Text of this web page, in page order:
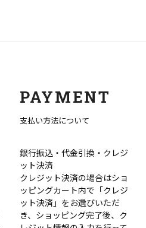
PAYMENT
支払い方法について
銀行振込・代金引換・クレジ
ット決済
クレジット決済の場合はショ
ッピングカート内で「クレジ
ット決済」をお選びいただ
き、ショッピング完了後、ク